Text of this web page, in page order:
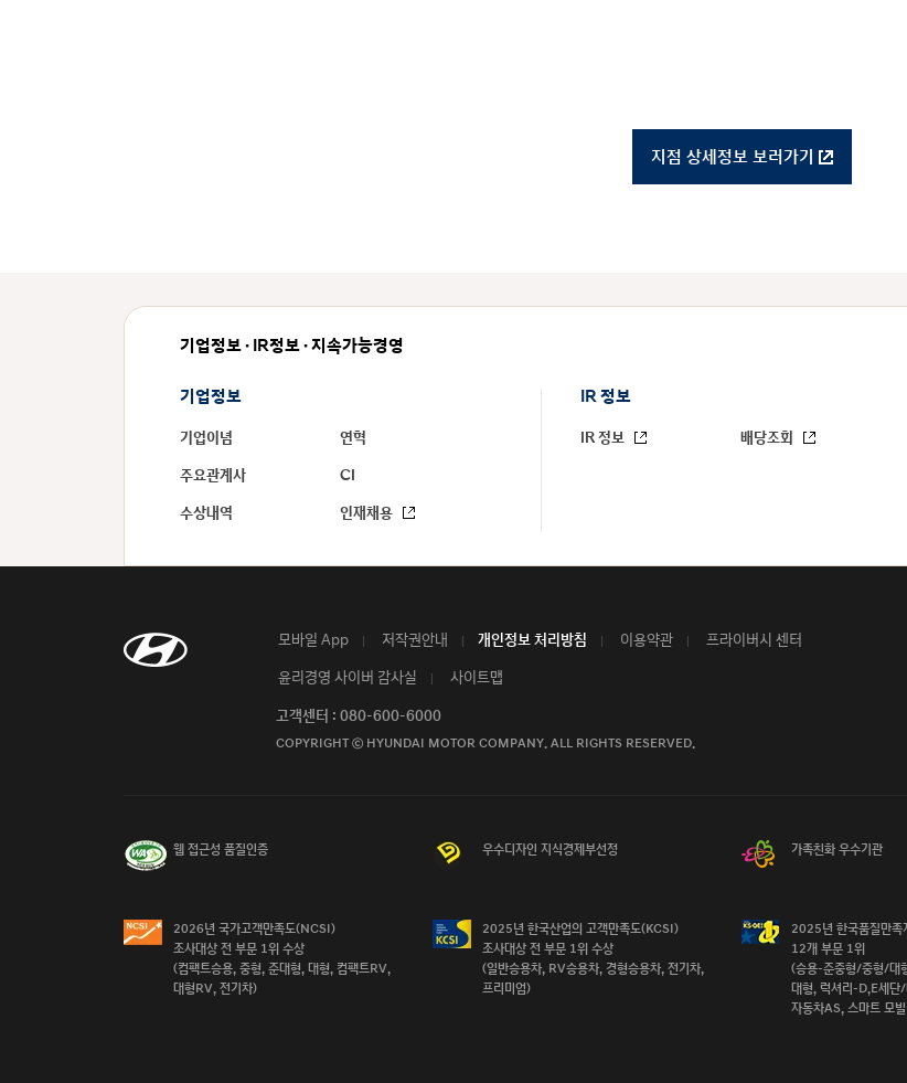
지점 상세정보 보러가기
기업정보 · IR정보 · 지속가능경영
기업정보
기업이념 연혁
주요관계사 CI
수상내역 인재채용
IR 정보
IR 정보 배당조회
모바일 App 저작권안내 개인정보 처리방침 이용약관 프라이버시 센터
윤리경영 사이버 감사실 사이트맵
고객센터 : 080-600-6000
COPYRIGHT ⓒ HYUNDAI MOTOR COMPANY. ALL RIGHTS RESERVED.
웹 접근성 품질인증 우수디자인 지식경제부선정 가족친화 우수기관
2026년 국가고객만족도(NCSI)
조사대상 전 부문 1위 수상
(컴팩트승용, 중형, 준대형, 대형, 컴팩트RV,
대형RV, 전기차)
2025년 한국산업의 고객만족도(KCSI)
조사대상 전 부문 1위 수상
(일반승용차, RV승용차, 경형승용차, 전기차,
프리미엄)
2025년 한국품질만
12개 부문 1위
(승용-준중형/중형/대
대형, 럭셔리-D,E세단
자동차AS, 스마트 모